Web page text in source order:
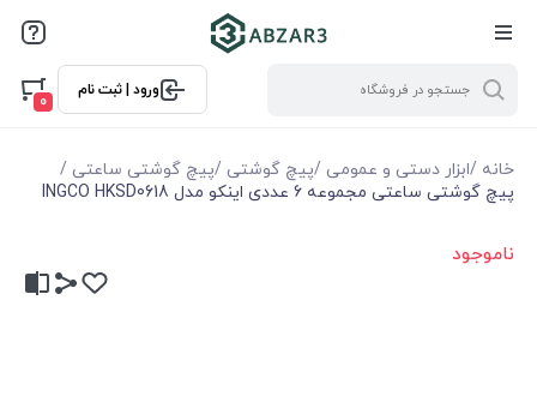
ورود | ثبت نام
0
خانه /ابزار دستی و عمومی /پیچ گوشتی /پیچ گوشتی ساعتی /
پیچ گوشتی ساعتی مجموعه 6 عددی اینکو مدل INGCO HKSD0618
ناموجود